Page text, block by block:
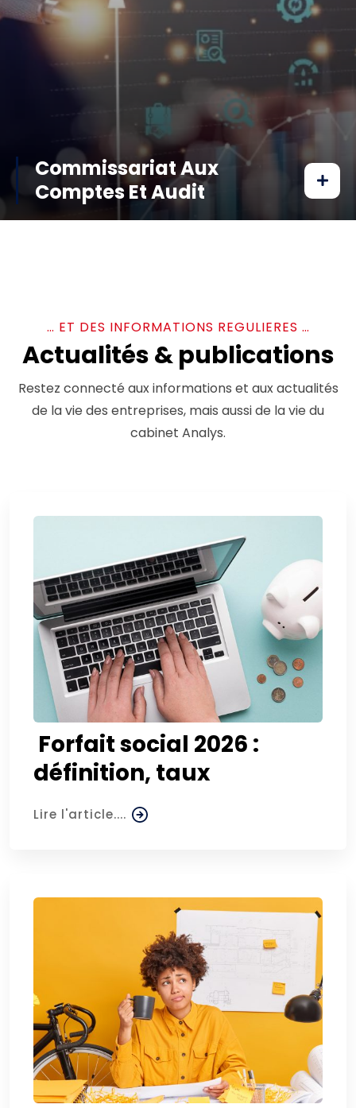
Commissariat Aux
Comptes Et Audit
… ET DES INFORMATIONS REGULIERES …
Actualités & publications
Restez connecté aux informations et aux actualités
de la vie des entreprises, mais aussi de la vie du
cabinet Analys.
Forfait social 2026 :
définition, taux
Lire l'article....